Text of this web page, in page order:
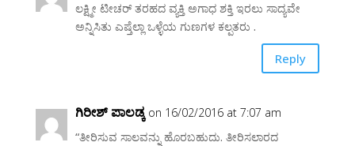
ಲಕ್ಷ್ಮೀ ಟೀಚರ್ ತರಹದ ವ್ಯಕ್ತಿ ಅಗಾಧ ಶಕ್ತಿ ಇರಲು ಸಾದ್ಯವೇ
ಅನ್ನಿಸಿತು ಎಷ್ತೆಲ್ಲಾ ಒಳ್ಳೆಯ ಗುಣಗಳ ಕಲ್ಪತರು .
Reply
ಗಿರೀಶ್ ಪಾಲಡ್ಕ on 16/02/2016 at 7:07 am
“ತೀರಿಸುವ ಸಾಲವನ್ನು ಹೊರಬಹುದು. ತೀರಿಸಲಾರದ